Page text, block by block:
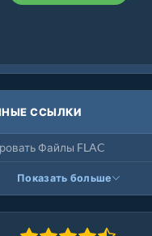
ССЫЛКИ
Файлы FLAC
Показать больше